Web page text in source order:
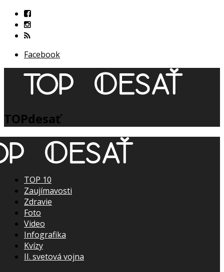
Facebook
TOPdesať
TOP 10
Zaujímavosti
Zdravie
Foto
Video
Infografika
Kvízy
II. svetová vojna